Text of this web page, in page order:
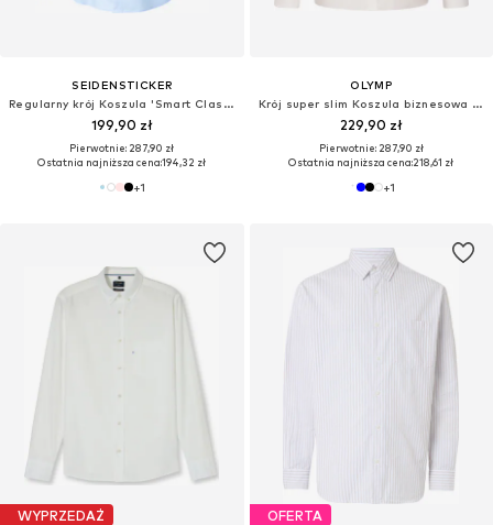
SEIDENSTICKER
Regularny krój Koszula 'Smart Classics'
199,90 zł
Pierwotnie: 287,90 zł
Ostatnia najniższa cena:194,32 zł
+1
OLYMP
Krój super slim Koszula biznesowa 'No. 6'
229,90 zł
Pierwotnie: 287,90 zł
Ostatnia najniższa cena:218,61 zł
+1
WYPRZEDAŻ OFERTA